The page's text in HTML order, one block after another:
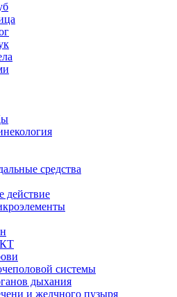
средства
действие
системы
дыхания
и желчного пузыря